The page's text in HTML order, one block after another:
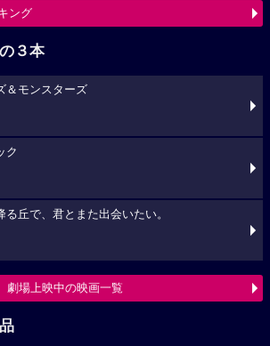
ング
３本
＆モンスターズ
ク
る丘で、君とまた出会いたい。
劇場上映中の映画一覧